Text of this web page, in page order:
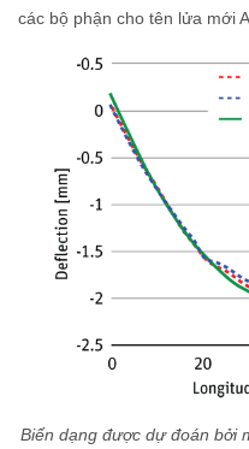
các bộ phận cho tên lửa mới
Biến dạng được dự đoán bởi